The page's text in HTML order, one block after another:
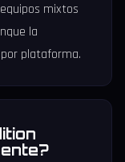
mixtos
la
plataforma.